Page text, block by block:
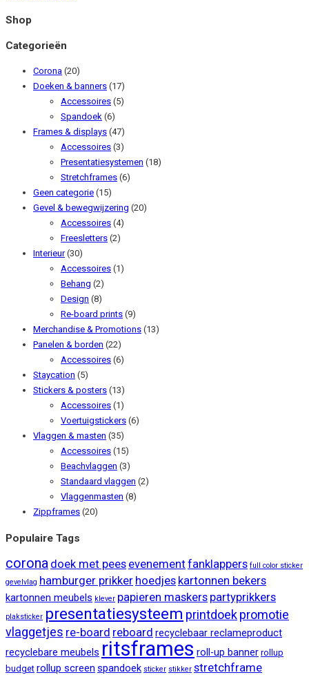
Shop
Categorieën
Corona (20)
Doeken & banners (17)
Accessoires (5)
Spandoek (6)
Frames & displays (47)
Accessoires (3)
Presentatiesystemen (18)
Stretchframes (6)
Geen categorie (15)
Gevel & bewegwijzering (20)
Accessoires (4)
Freesletters (2)
Interieur (30)
Accessoires (1)
Behang (2)
Design (8)
Re-board prints (9)
Merchandise & Promotions (13)
Panelen & borden (22)
Accessoires (6)
Staycation (5)
Stickers & posters (13)
Accessoires (1)
Voertuigstickers (6)
Vlaggen & masten (35)
Accessoires (15)
Beachvlaggen (3)
Standaard vlaggen (2)
Vlaggenmasten (8)
Zippframes (20)
Populaire Tags
corona doek met pees evenementfanklappers full color sticker
gevelvlag hamburger prikker hoedjes kartonnen bekers
kartonnen meubels klever papieren maskers partyprikkers
plaksticker presentatiesysteem printdoekpromotie
vlaggetjes re-board reboard recyclebaar reclameproduct
recyclebare meubels ritsframes roll-up banner rollup
budget rollup screen spandoek sticker stikker stretchframe